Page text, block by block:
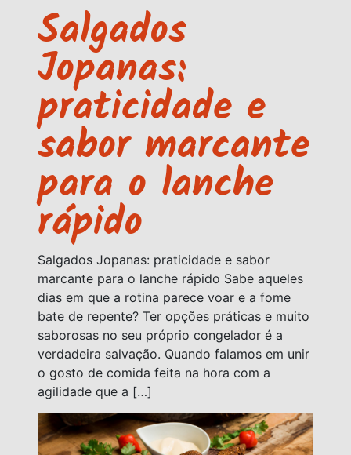
Salgados
Jopanas:
praticidade e
sabor marcante
para o lanche
rápido
Salgados Jopanas: praticidade e sabor
marcante para o lanche rápido Sabe aqueles
dias em que a rotina parece voar e a fome
bate de repente? Ter opções práticas e muito
saborosas no seu próprio congelador é a
verdadeira salvação. Quando falamos em unir
o gosto de comida feita na hora com a
agilidade que a […]